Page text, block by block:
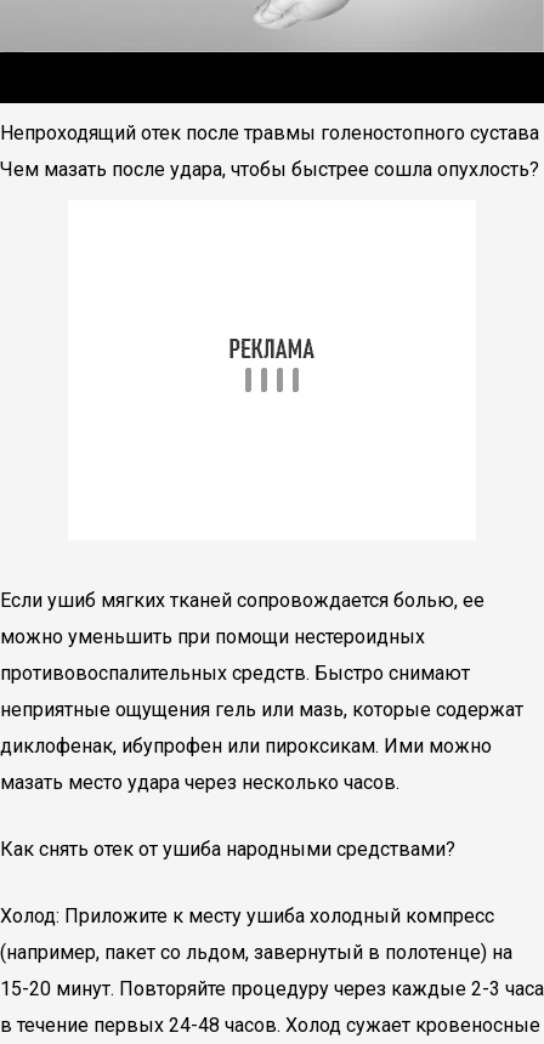
Непроходящий отек после травмы голеностопного сустава
Чем мазать после удара, чтобы быстрее сошла опухлость?
Если ушиб мягких тканей сопровождается болью, ее
можно уменьшить при помощи нестероидных
противовоспалительных средств. Быстро снимают
неприятные ощущения гель или мазь, которые содержат
диклофенак, ибупрофен или пироксикам. Ими можно
мазать место удара через несколько часов.
Как снять отек от ушиба народными средствами?
Холод: Приложите к месту ушиба холодный компресс
(например, пакет со льдом, завернутый в полотенце) на
15-20 минут. Повторяйте процедуру через каждые 2-3 часа
в течение первых 24-48 часов. Холод сужает кровеносные